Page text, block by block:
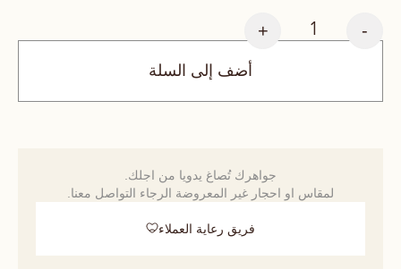
-
+
أضف إلى السلة
جواهرك تُصاغ يدويا من اجلك.
لمقاس او احجار غير المعروضة الرجاء التواصل معنا.
فريق رعاية العملاء